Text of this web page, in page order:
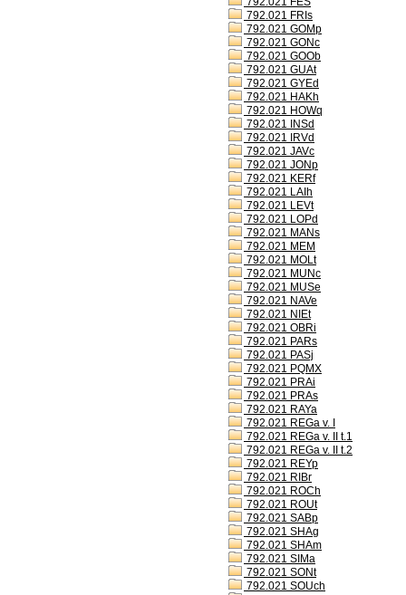
792.021 FRIs
792.021 GOMp
792.021 GONc
792.021 GOOb
792.021 GUAt
792.021 GYEd
792.021 HAKh
792.021 HOWq
792.021 INSd
792.021 IRVd
792.021 JAVc
792.021 JONp
792.021 KERf
792.021 LAIh
792.021 LEVt
792.021 LOPd
792.021 MANs
792.021 MEM
792.021 MOLt
792.021 MUNc
792.021 MUSe
792.021 NAVe
792.021 NIEt
792.021 OBRi
792.021 PARs
792.021 PASj
792.021 PQMX
792.021 PRAi
792.021 PRAs
792.021 RAYa
792.021 REGa v. I
792.021 REGa v. II t.1
792.021 REGa v. II t.2
792.021 REYp
792.021 RIBr
792.021 ROCh
792.021 ROUt
792.021 SABp
792.021 SHAg
792.021 SHAm
792.021 SIMa
792.021 SONt
792.021 SOUch